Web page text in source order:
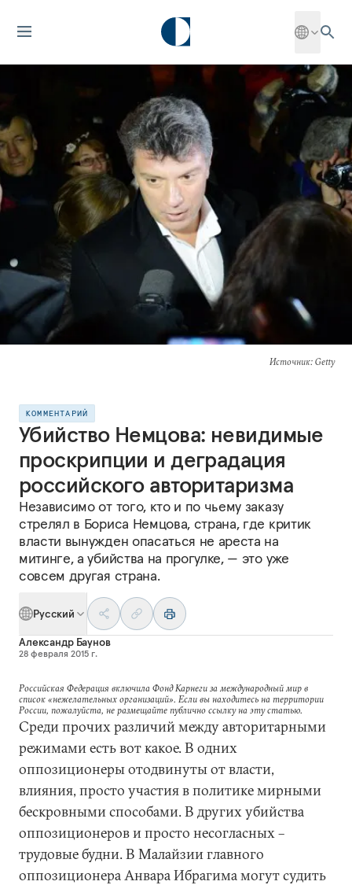
Источник: Getty
КОММЕНТАРИЙ
Убийство Немцова: невидимые
проскрипции и деградация
российского авторитаризма
Независимо от того, кто и по чьему заказу
стрелял в Бориса Немцова, страна, где критик
власти вынужден опасаться не ареста на
митинге, а убийства на прогулке, — это уже
совсем другая страна.
Русский
Александр Баунов
28 февраля 2015 г.
Российская Федерация включила Фонд Карнеги за международный мир в
список «нежелательных организаций». Если вы находитесь на территории
России, пожалуйста, не размещайте публично ссылку на эту статью.
Среди прочих различий между авторитарными
режимами есть вот какое. В одних
оппозиционеры отодвинуты от власти,
влияния, просто участия в политике мирными
бескровными способами. В других убийства
оппозиционеров и просто несогласных –
трудовые будни. В Малайзии главного
оппозиционера Анвара Ибрагима могут судить